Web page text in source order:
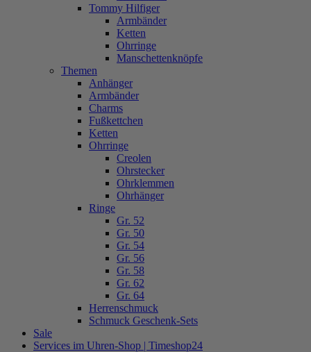
Tommy Hilfiger
Armbänder
Ketten
Ohrringe
Manschettenknöpfe
Themen
Anhänger
Armbänder
Charms
Fußkettchen
Ketten
Ohrringe
Creolen
Ohrstecker
Ohrklemmen
Ohrhänger
Ringe
Gr. 52
Gr. 50
Gr. 54
Gr. 56
Gr. 58
Gr. 62
Gr. 64
Herrenschmuck
Schmuck Geschenk-Sets
Sale
Services im Uhren-Shop | Timeshop24